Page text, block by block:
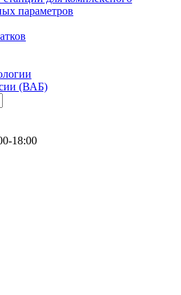
параметров
(ВАБ)
18:00